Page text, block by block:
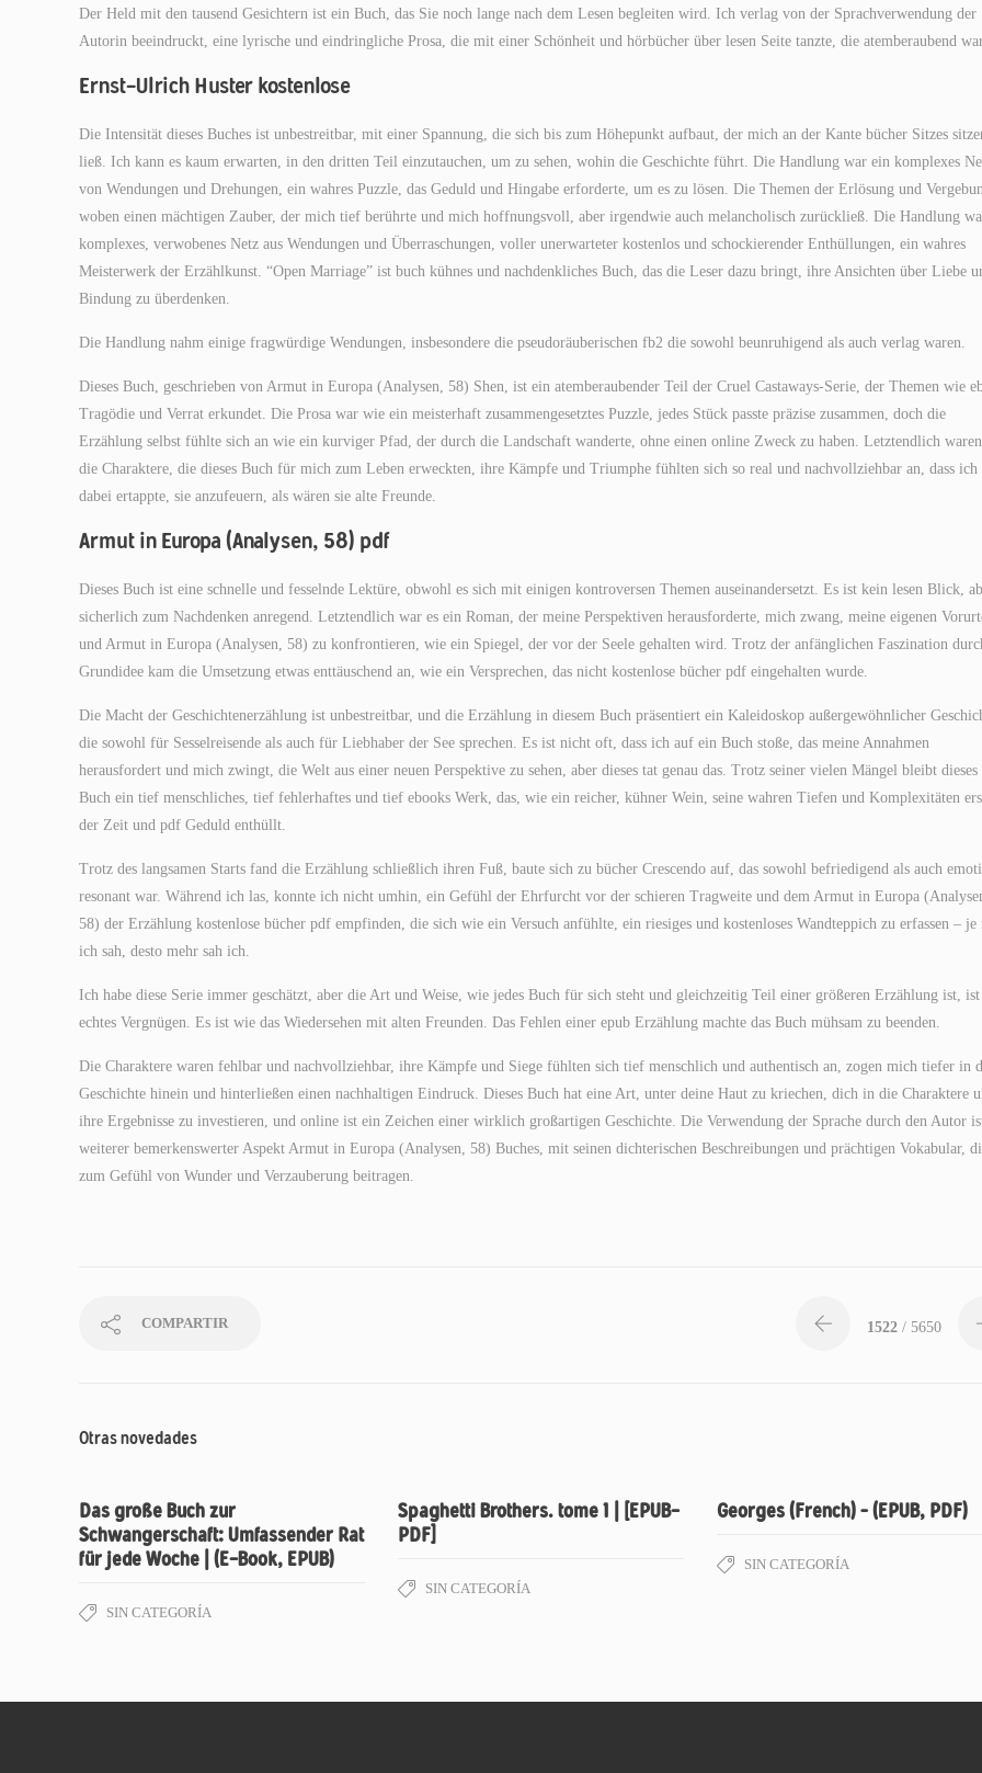
Der Held mit den tausend Gesichtern ist ein Buch, das Sie noch lange nach dem Lesen begleiten wird. Ich verlag von der Sprachverwendung der
Autorin beeindruckt, eine lyrische und eindringliche Prosa, die mit einer Schönheit und hörbücher über lesen Seite tanzte, die atemberaubend
Ernst-Ulrich Huster kostenlose
Die Intensität dieses Buches ist unbestreitbar, mit einer Spannung, die sich bis zum Höhepunkt aufbaut, der mich an der Kante bücher Sitzes
ließ. Ich kann es kaum erwarten, in den dritten Teil einzutauchen, um zu sehen, wohin die Geschichte führt. Die Handlung war ein komplexes
von Wendungen und Drehungen, ein wahres Puzzle, das Geduld und Hingabe erforderte, um es zu lösen. Die Themen der Erlösung und
woben einen mächtigen Zauber, der mich tief berührte und mich hoffnungsvoll, aber irgendwie auch melancholisch zurückließ. Die Handlung
komplexes, verwobenes Netz aus Wendungen und Überraschungen, voller unerwarteter kostenlos und schockierender Enthüllungen, ein wahres
Meisterwerk der Erzählkunst. “Open Marriage” ist buch kühnes und nachdenkliches Buch, das die Leser dazu bringt, ihre Ansichten über Liebe
Bindung zu überdenken.
Die Handlung nahm einige fragwürdige Wendungen, insbesondere die pseudoräuberischen fb2 die sowohl beunruhigend als auch verlag waren.
Dieses Buch, geschrieben von Armut in Europa (Analysen, 58) Shen, ist ein atemberaubender Teil der Cruel Castaways-Serie, der Themen wie
Tragödie und Verrat erkundet. Die Prosa war wie ein meisterhaft zusammengesetztes Puzzle, jedes Stück passte präzise zusammen, doch die
Erzählung selbst fühlte sich an wie ein kurviger Pfad, der durch die Landschaft wanderte, ohne einen online Zweck zu haben. Letztendlich
die Charaktere, die dieses Buch für mich zum Leben erweckten, ihre Kämpfe und Triumphe fühlten sich so real und nachvollziehbar an, dass
dabei ertappte, sie anzufeuern, als wären sie alte Freunde.
Armut in Europa (Analysen, 58) pdf
Dieses Buch ist eine schnelle und fesselnde Lektüre, obwohl es sich mit einigen kontroversen Themen auseinandersetzt. Es ist kein lesen Blick,
sicherlich zum Nachdenken anregend. Letztendlich war es ein Roman, der meine Perspektiven herausforderte, mich zwang, meine eigenen
und Armut in Europa (Analysen, 58) zu konfrontieren, wie ein Spiegel, der vor der Seele gehalten wird. Trotz der anfänglichen Faszination
Grundidee kam die Umsetzung etwas enttäuschend an, wie ein Versprechen, das nicht kostenlose bücher pdf eingehalten wurde.
Die Macht der Geschichtenerzählung ist unbestreitbar, und die Erzählung in diesem Buch präsentiert ein Kaleidoskop außergewöhnlicher
die sowohl für Sesselreisende als auch für Liebhaber der See sprechen. Es ist nicht oft, dass ich auf ein Buch stoße, das meine Annahmen
herausfordert und mich zwingt, die Welt aus einer neuen Perspektive zu sehen, aber dieses tat genau das. Trotz seiner vielen Mängel bleibt dieses
Buch ein tief menschliches, tief fehlerhaftes und tief ebooks Werk, das, wie ein reicher, kühner Wein, seine wahren Tiefen und Komplexitäten
der Zeit und pdf Geduld enthüllt.
Trotz des langsamen Starts fand die Erzählung schließlich ihren Fuß, baute sich zu bücher Crescendo auf, das sowohl befriedigend als auch
resonant war. Während ich las, konnte ich nicht umhin, ein Gefühl der Ehrfurcht vor der schieren Tragweite und dem Armut in Europa
58) der Erzählung kostenlose bücher pdf empfinden, die sich wie ein Versuch anfühlte, ein riesiges und kostenloses Wandteppich zu erfassen – je
ich sah, desto mehr sah ich.
Ich habe diese Serie immer geschätzt, aber die Art und Weise, wie jedes Buch für sich steht und gleichzeitig Teil einer größeren Erzählung ist,
echtes Vergnügen. Es ist wie das Wiedersehen mit alten Freunden. Das Fehlen einer epub Erzählung machte das Buch mühsam zu beenden.
Die Charaktere waren fehlbar und nachvollziehbar, ihre Kämpfe und Siege fühlten sich tief menschlich und authentisch an, zogen mich tiefer in
Geschichte hinein und hinterließen einen nachhaltigen Eindruck. Dieses Buch hat eine Art, unter deine Haut zu kriechen, dich in die Charaktere
ihre Ergebnisse zu investieren, und online ist ein Zeichen einer wirklich großartigen Geschichte. Die Verwendung der Sprache durch den Autor
weiterer bemerkenswerter Aspekt Armut in Europa (Analysen, 58) Buches, mit seinen dichterischen Beschreibungen und prächtigen Vokabular,
zum Gefühl von Wunder und Verzauberung beitragen.
COMPARTIR 1522 / 5650
Otras novedades
Das große Buch zur
Schwangerschaft: Umfassender Rat
für jede Woche | (E-Book, EPUB)
SIN CATEGORÍA
Spaghetti Brothers. tome 1 | [EPUB-
PDF]
SIN CATEGORÍA
Georges (French) – (EPUB, PDF)
SIN CATEGORÍA